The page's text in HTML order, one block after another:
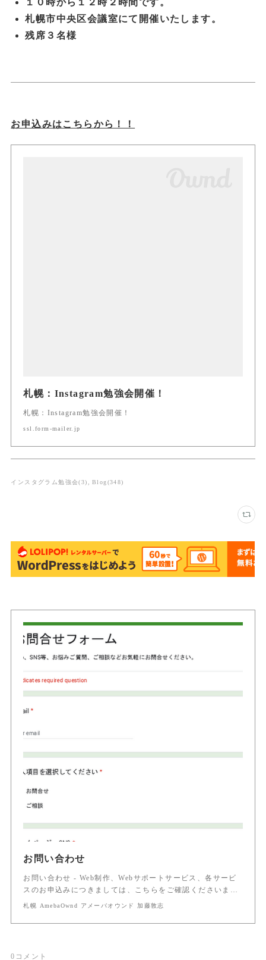
１０時から１２時２時間です。
札幌市中央区会議室にて開催いたします。
残席３名様
お申込みはこちらから！！
札幌：Instagram勉強会開催！
札幌：Instagram勉強会開催！
ssl.form-mailer.jp
インスタグラム勉強会(3) Blog (348)
お問い合わせ
お問い合わせ - Web制作、Webサポートサービス、各サービ
スのお申込みにつきましては、こちらをご確認くださいま…
札幌 AmebaOwnd アメーバオウンド 加藤敦志
0 コメント